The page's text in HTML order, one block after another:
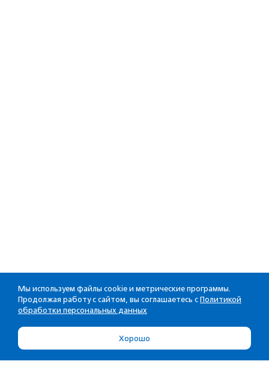
Мы используем файлы cookie и метрические программы.
Продолжая работу с сайтом, вы соглашаетесь с Политикой
обработки персональных данных
Хорошо